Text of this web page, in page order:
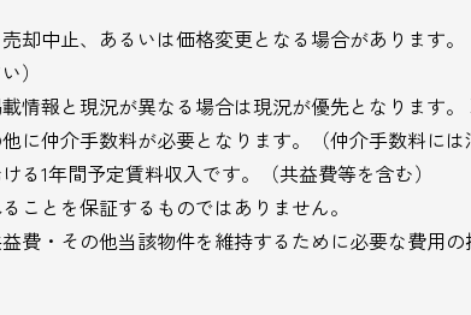
却中止、あるいは価格変更となる場合があります
）
情報と現況が異なる場合は現況が優先となります
に仲介手数料が必要となります。（仲介手数料には
1年間予定賃料収入です。（共益費等を含む）
ことを保証するものではありません。
費・その他当該物件を維持するために必要な費用の